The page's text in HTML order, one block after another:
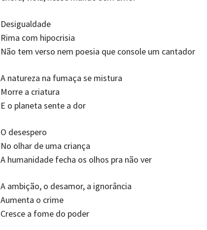
Desigualdade
Rima com hipocrisia
Não tem verso nem poesia que console um cantador
A natureza na fumaça se mistura
Morre a criatura
E o planeta sente a dor
O desespero
No olhar de uma criança
A humanidade fecha os olhos pra não ver
A ambição, o desamor, a ignorância
Aumenta o crime
Cresce a fome do poder